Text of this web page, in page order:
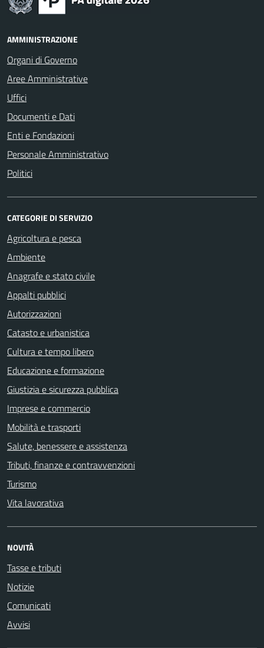
AMMINISTRAZIONE
Organi di Governo
Aree Amministrative
Uffici
Documenti e Dati
Enti e Fondazioni
Personale Amministrativo
Politici
CATEGORIE DI SERVIZIO
Agricoltura e pesca
Ambiente
Anagrafe e stato civile
Appalti pubblici
Autorizzazioni
Catasto e urbanistica
Cultura e tempo libero
Educazione e formazione
Giustizia e sicurezza pubblica
Imprese e commercio
Mobilità e trasporti
Salute, benessere e assistenza
Tributi, finanze e contravvenzioni
Turismo
Vita lavorativa
NOVITÀ
Tasse e tributi
Notizie
Comunicati
Avvisi